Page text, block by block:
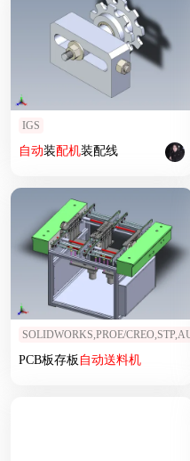
IGS
自动装配机装配线
SOLIDWORKS,PROE/
PCB板存板 自动送料机